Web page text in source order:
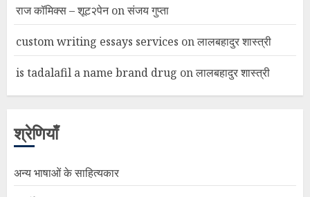
राज कॉमिक्स – शूट२पेनonसंजय गुप्ता
custom writing essays services onलालबहादुर शास्त्री
is tadalafil a name brand drug onलालबहादुर शास्त्री
श्रेणियाँ
अन्य भाषाओं के साहित्यकार